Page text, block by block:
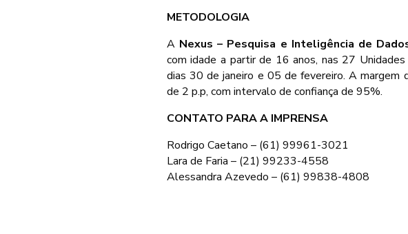
METODOLOGIA
A Nexus – Pesquisa e Inteligência de
com idade a partir de 16 anos, nas 27
dias 30 de janeiro e 05 de fevereiro. A
de 2 p.p, com intervalo de confiança de 95%.
CONTATO PARA A IMPRENSA
Rodrigo Caetano – (61) 99961-3021
Lara de Faria – (21) 99233-4558
Alessandra Azevedo – (61) 99838-4808